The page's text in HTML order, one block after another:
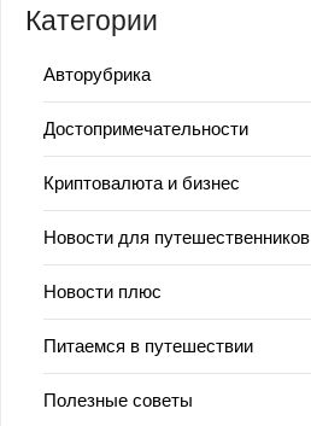
Категории
Авторубрика
Достопримечательности
Криптовалюта и бизнес
Новости для путешественников
Новости плюс
Питаемся в путешествии
Полезные советы